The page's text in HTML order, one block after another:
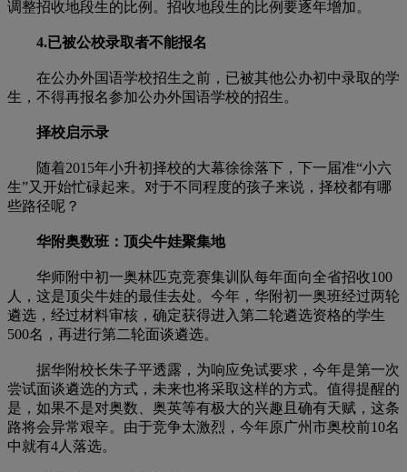
调整招收地段生的比例。招收地段生的比例要逐年增加。
4.已被公校录取者不能报名
在公办外国语学校招生之前，已被其他公办初中录取的学
生，不得再报名参加公办外国语学校的招生。
择校启示录
随着2015年小升初择校的大幕徐徐落下，下一届准“小六
生”又开始忙碌起来。对于不同程度的孩子来说，择校都有哪
些路径呢？
华附奥数班：顶尖牛娃聚集地
华师附中初一奥林匹克竞赛集训队每年面向全省招收100
人，这是顶尖牛娃的最佳去处。今年，华附初一奥班经过两轮
遴选，经过材料审核，确定获得进入第二轮遴选资格的学生
500名，再进行第二轮面谈遴选。
据华附校长朱子平透露，为响应免试要求，今年是第一次
尝试面谈遴选的方式，未来也将采取这样的方式。值得提醒的
是，如果不是对奥数、奥英等有极大的兴趣且确有天赋，这条
路将会异常艰辛。由于竞争太激烈，今年原广州市奥校前10名
中就有4人落选。